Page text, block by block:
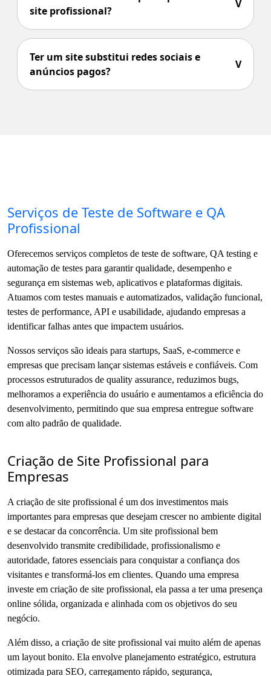
site profissional?
V
Ter um site substitui redes sociais e
anúncios pagos?
V
Serviços de Teste de Software e QA
Profissional
Oferecemos serviços completos de teste de software, QA testing e
automação de testes para garantir qualidade, desempenho e
segurança em sistemas web, aplicativos e plataformas digitais.
Atuamos com testes manuais e automatizados, validação funcional,
testes de performance, API e usabilidade, ajudando empresas a
identificar falhas antes que impactem usuários.
Nossos serviços são ideais para startups, SaaS, e-commerce e
empresas que precisam lançar sistemas estáveis e confiáveis. Com
processos estruturados de quality assurance, reduzimos bugs,
melhoramos a experiência do usuário e aumentamos a eficiência do
desenvolvimento, permitindo que sua empresa entregue software
com alto padrão de qualidade.
Criação de Site Profissional para
Empresas
A criação de site profissional é um dos investimentos mais
importantes para empresas que desejam crescer no ambiente digital
e se destacar da concorrência. Um site profissional bem
desenvolvido transmite credibilidade, profissionalismo e
autoridade, fatores essenciais para conquistar a confiança dos
visitantes e transformá-los em clientes. Quando uma empresa
investe em criação de site profissional, ela passa a ter uma presença
online sólida, organizada e alinhada com os objetivos do seu
negócio.
Além disso, a criação de site profissional vai muito além de apenas
um layout bonito. Ela envolve planejamento estratégico, estrutura
otimizada para SEO, carregamento rápido, segurança,